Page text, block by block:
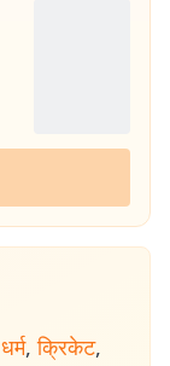
धर्म, क्रिकेट,